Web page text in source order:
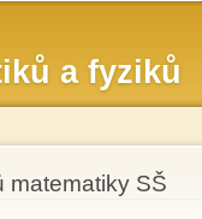
obsahu
a fyziků
matematiky SŠ